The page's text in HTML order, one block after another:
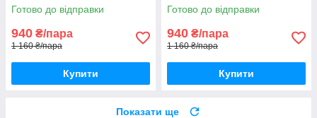
Готово до відправки
940 ₴/пара
1 160 ₴/пара
Купити
Готово до відправки
940 ₴/пара
1 160 ₴/пара
Купити
Показати ще